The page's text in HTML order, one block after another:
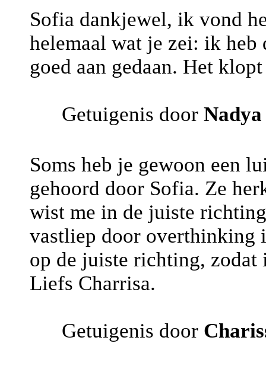
Sofia dankjewel, ik vond
helemaal wat je zei: ik heb
goed aan gedaan. Het
Getuigenis door Nadya
Soms heb je gewoon een
gehoord door Sofia. Ze
wist me in de juiste
vastliep door overthinking
op de juiste richting, zodat
Liefs Charrisa.
Getuigenis door